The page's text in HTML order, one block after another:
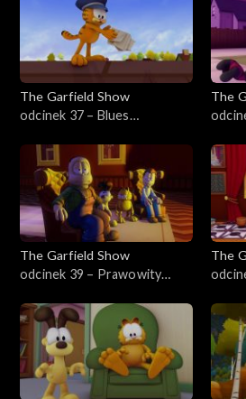
The Garfield Show
odcinek 37 – Blues
The
The Garfield Show
odcinek 39 – Prawowity
The